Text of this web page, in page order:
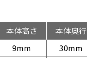
本体高さ 本体奥行
9mm 30mm